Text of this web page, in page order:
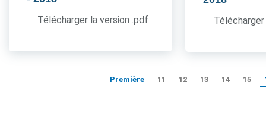
Télécharger la version .pdf
Première 11 12 13 14 15